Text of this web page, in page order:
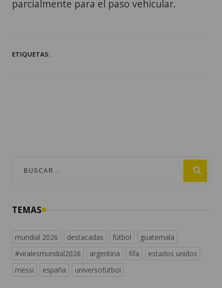
parcialmente para el paso vehicular.
ETIQUETAS:
mundial 2026
messi
españa universofutbol